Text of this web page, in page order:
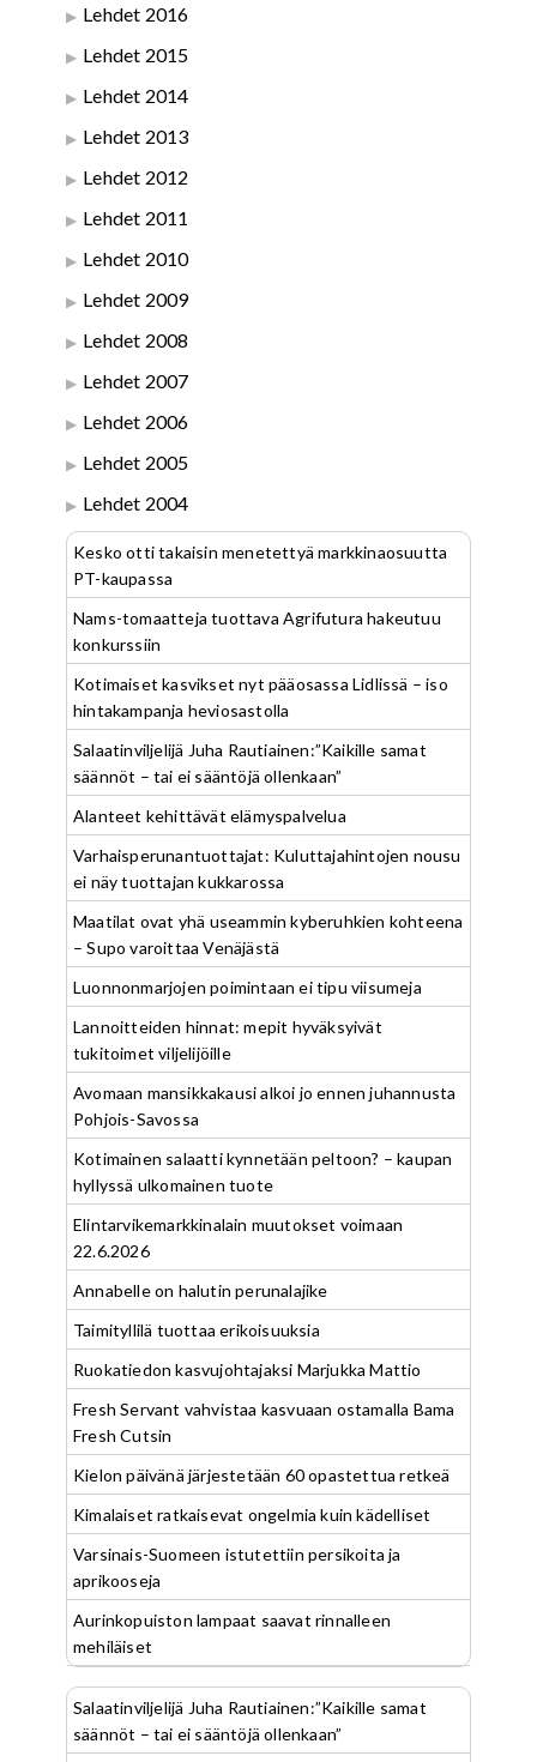
Lehdet 2016
Lehdet 2015
Lehdet 2014
Lehdet 2013
Lehdet 2012
Lehdet 2011
Lehdet 2010
Lehdet 2009
Lehdet 2008
Lehdet 2007
Lehdet 2006
Lehdet 2005
Lehdet 2004
Kesko otti takaisin menetettyä markkinaosuutta
PT-kaupassa
Nams-tomaatteja tuottava Agrifutura hakeutuu
konkurssiin
Kotimaiset kasvikset nyt pääosassa Lidlissä – iso
hintakampanja heviosastolla
Salaatinviljelijä Juha Rautiainen:”Kaikille samat
säännöt – tai ei sääntöjä ollenkaan”
Alanteet kehittävät elämyspalvelua
Varhaisperunantuottajat: Kuluttajahintojen nousu
ei näy tuottajan kukkarossa
Maatilat ovat yhä useammin kyberuhkien kohteena
– Supo varoittaa Venäjästä
Luonnonmarjojen poimintaan ei tipu viisumeja
Lannoitteiden hinnat: mepit hyväksyivät
tukitoimet viljelijöille
Avomaan mansikkakausi alkoi jo ennen juhannusta
Pohjois-Savossa
Kotimainen salaatti kynnetään peltoon? – kaupan
hyllyssä ulkomainen tuote
Elintarvikemarkkinalain muutokset voimaan
22.6.2026
Annabelle on halutin perunalajike
Taimityllilä tuottaa erikoisuuksia
Ruokatiedon kasvujohtajaksi Marjukka Mattio
Fresh Servant vahvistaa kasvuaan ostamalla Bama
Fresh Cutsin
Kielon päivänä järjestetään 60 opastettua retkeä
Kimalaiset ratkaisevat ongelmia kuin kädelliset
Varsinais-Suomeen istutettiin persikoita ja
aprikooseja
Aurinkopuiston lampaat saavat rinnalleen
mehiläiset
Salaatinviljelijä Juha Rautiainen:”Kaikille samat
säännöt – tai ei sääntöjä ollenkaan”